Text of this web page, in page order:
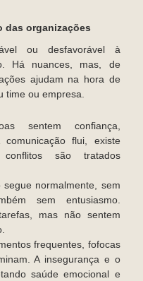
das organizações
ou desfavorável à
Há nuances, mas, de
ajudam na hora de
time ou empresa.
sentem confiança,
flui, existe
são tratados
segue normalmente, sem
sem entusiasmo.
mas não sentem
frequentes, fofocas
A insegurança e o
saúde emocional e